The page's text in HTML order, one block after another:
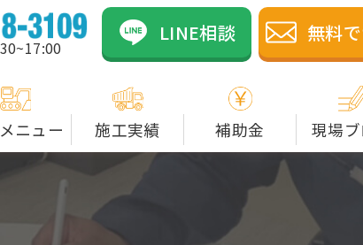
スは資格者在籍の
LINE相談 無料
ニュー 施工実績 補助金 現場